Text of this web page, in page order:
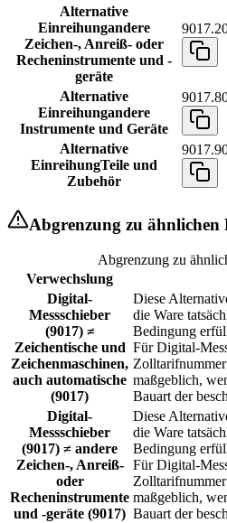
Alternative
Einreihungandere
Zeichen-, Anreiß- oder
Recheninstrumente und -
geräte
Alternative
Einreihungandere
Instrumente und Geräte
Alternative
EinreihungTeile und
Zubehör
Abgrenzung zu ähnlichen
Abgrenzung zu
Verwechslung
Digital-
Messschieber
(9017) ≠
Zeichentische und
Zeichenmaschinen,
auch automatische
(9017)
Diese
die Ware
Bedingung
Für Digital-
maßgeblich,
Bauart der
Digital-
Messschieber
(9017) ≠ andere
Zeichen-, Anreiß-
oder
Recheninstrumente
und -geräte (9017)
Diese
die Ware
Bedingung
Für Digital-
maßgeblich,
Bauart der